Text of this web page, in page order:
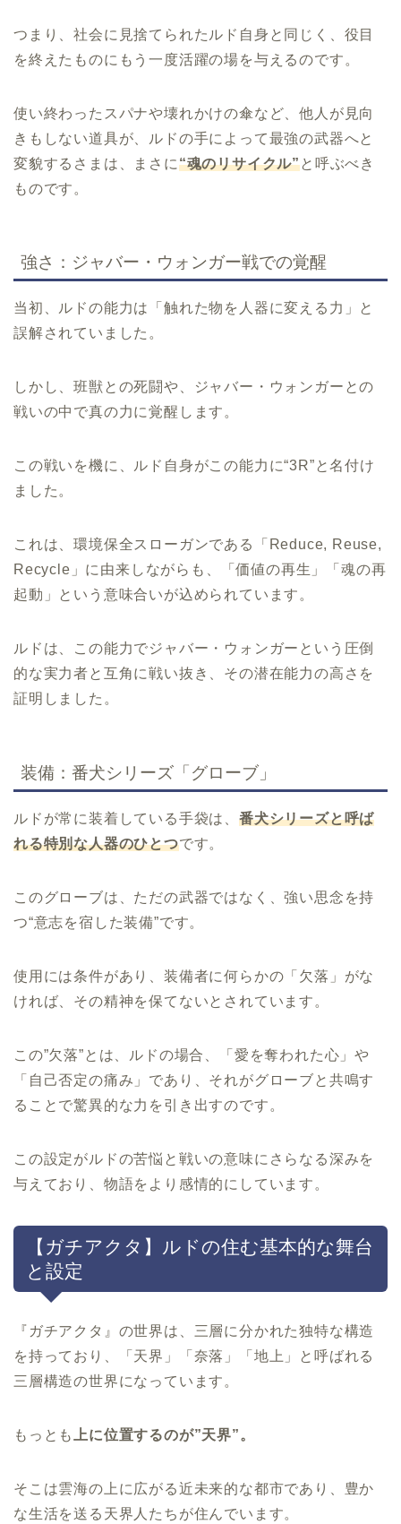
つまり、社会に見捨てられたルド自身と同じく、役目
を終えたものにもう一度活躍の場を与えるのです。
使い終わったスパナや壊れかけの傘など、他人が見向
きもしない道具が、ルドの手によって最強の武器へと
変貌するさまは、まさに“魂のリサイクル”と呼ぶべき
ものです。
強さ：ジャバー・ウォンガー戦での覚醒
当初、ルドの能力は「触れた物を人器に変える力」と
誤解されていました。
しかし、班獣との死闘や、ジャバー・ウォンガーとの
戦いの中で真の力に覚醒します。
この戦いを機に、ルド自身がこの能力に“3R”と名付け
ました。
これは、環境保全スローガンである「Reduce, Reuse,
Recycle」に由来しながらも、「価値の再生」「魂の再
起動」という意味合いが込められています。
ルドは、この能力でジャバー・ウォンガーという圧倒
的な実力者と互角に戦い抜き、その潜在能力の高さを
証明しました。
装備：番犬シリーズ「グローブ」
ルドが常に装着している手袋は、 番犬シリーズと呼ば
れる特別な人器のひとつです。
このグローブは、ただの武器ではなく、強い思念を持
つ“意志を宿した装備”です。
使用には条件があり、装備者に何らかの「欠落」がな
ければ、その精神を保てないとされています。
この”欠落”とは、ルドの場合、「愛を奪われた心」や
「自己否定の痛み」であり、それがグローブと共鳴す
ることで驚異的な力を引き出すのです。
この設定がルドの苦悩と戦いの意味にさらなる深みを
与えており、物語をより感情的にしています。
【ガチアクタ】ルドの住む基本的な舞台
と設定
『ガチアクタ』の世界は、三層に分かれた独特な構造
を持っており、「天界」「奈落」「地上」と呼ばれる
三層構造の世界になっています。
もっとも 上に位置するのが”天界”。
そこは雲海の上に広がる近未来的な都市であり、豊か
な生活を送る天界人たちが住んでいます。